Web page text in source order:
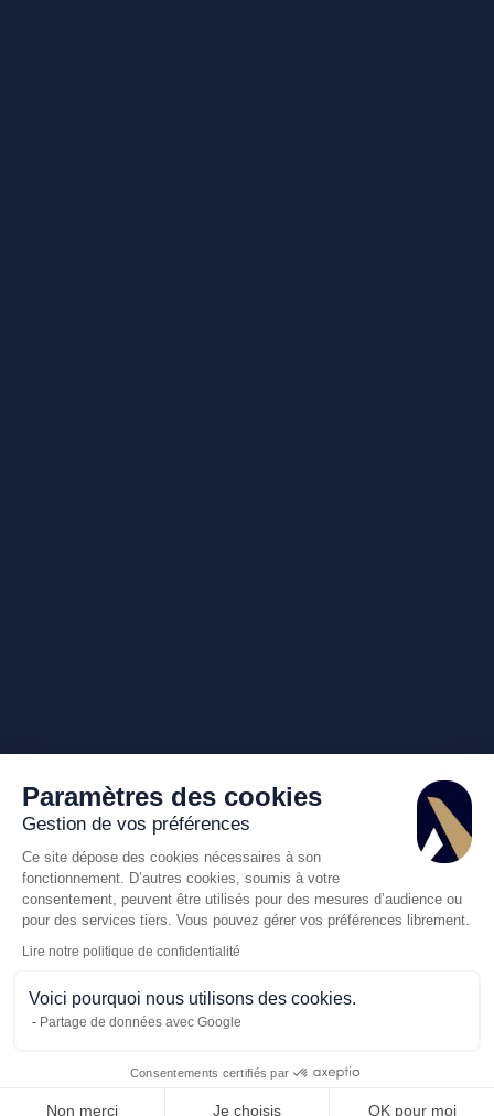
Appelez-nous
Paramètres des cookies
Gestion de vos préférences
Ce site dépose des cookies nécessaires à son
fonctionnement. D’autres cookies, soumis à votre
consentement, peuvent être utilisés pour des mesures d’audience ou
pour des services tiers. Vous pouvez gérer vos préférences librement.
Lire notre politique de confidentialité
Voici pourquoi nous utilisons des cookies.
Partage de données avec Google
Consentements certifiés par
Non merci Je choisis OK pour moi